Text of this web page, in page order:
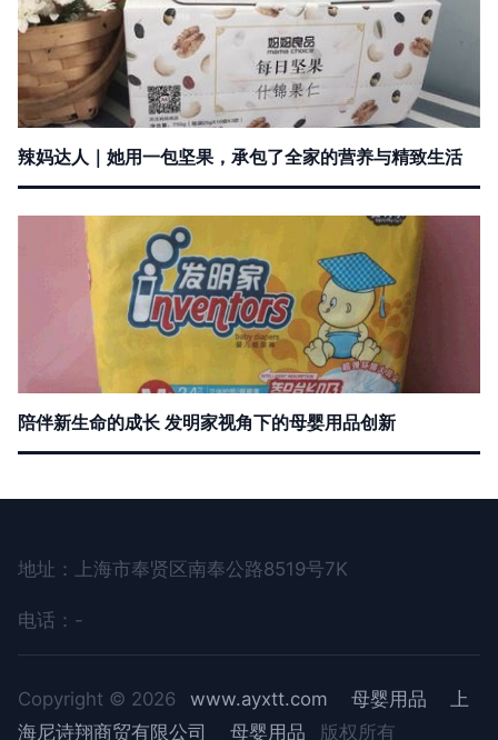
辣妈达人｜她用一包坚果，承包了全家的营养与精致生活
陪伴新生命的成长 发明家视角下的母婴用品创新
地址：上海市奉贤区南奉公路8519号7K
电话：-
Copyright © 2026 www.ayxtt.com 母婴用品
上
海尼诗翔商贸有限公司
母婴用品 版权所有